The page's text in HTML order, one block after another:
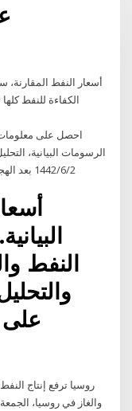
الكفاءة للنفط
احصل على
الرسومات البيانية،
2‏‏/6‏‏/1442 بعد الهجرة 7‏‏/6‏‏/1442 بعد الهجرة 29‏‏/5‏‏/1442 بعد الهجرة
النفط
على
روسيا ترفع إنتاج
والغاز في روسيا،